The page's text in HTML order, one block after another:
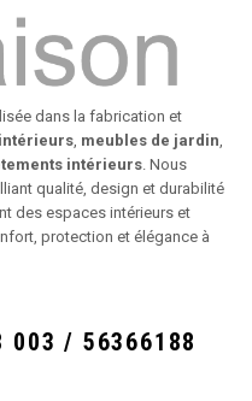
dans la fabrication et
, meubles de jardin,
intérieurs. Nous
qualité, design et durabilité
des espaces intérieurs et
protection et élégance à
/ 56366188